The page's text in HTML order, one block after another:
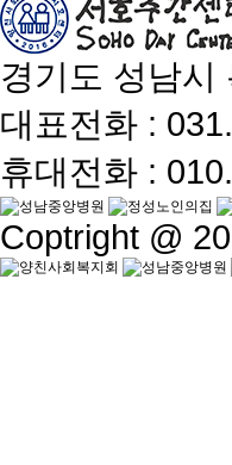
경기도 성남시
대표전화 :
휴대전화 :
Coptright @